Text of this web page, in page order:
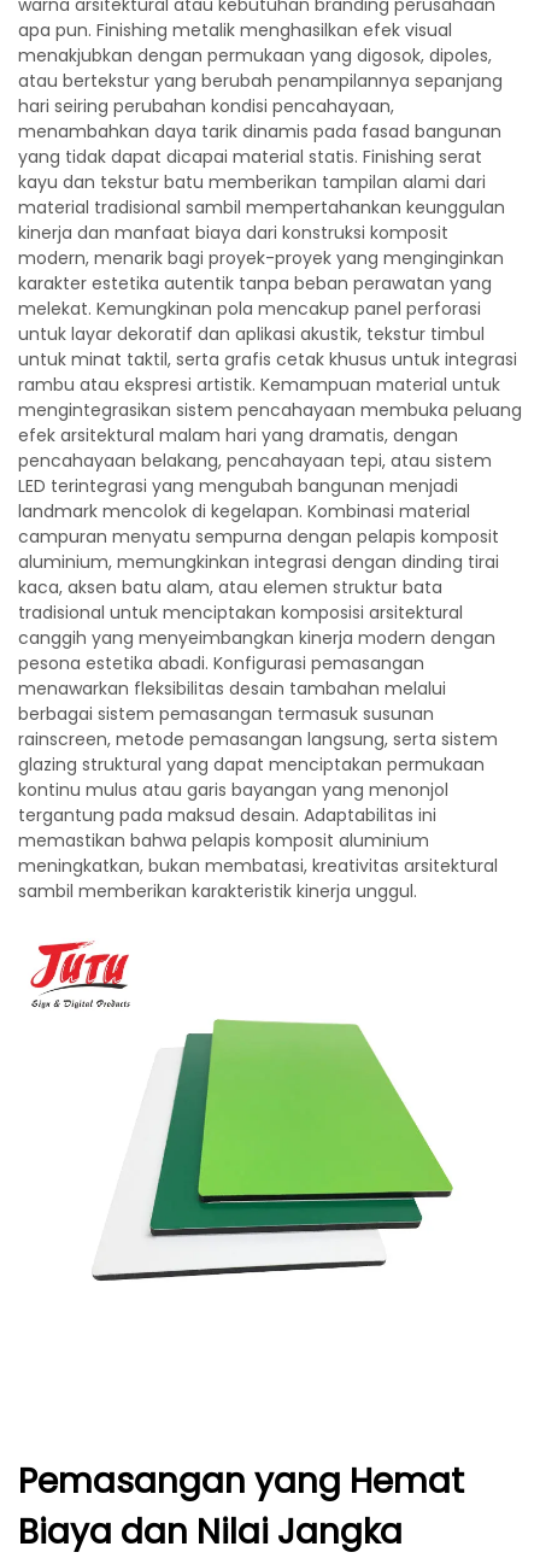
warna arsitektural atau kebutuhan branding perusahaan
apa pun. Finishing metalik menghasilkan efek visual
menakjubkan dengan permukaan yang digosok, dipoles,
atau bertekstur yang berubah penampilannya sepanjang
hari seiring perubahan kondisi pencahayaan,
menambahkan daya tarik dinamis pada fasad bangunan
yang tidak dapat dicapai material statis. Finishing serat
kayu dan tekstur batu memberikan tampilan alami dari
material tradisional sambil mempertahankan keunggulan
kinerja dan manfaat biaya dari konstruksi komposit
modern, menarik bagi proyek-proyek yang menginginkan
karakter estetika autentik tanpa beban perawatan yang
melekat. Kemungkinan pola mencakup panel perforasi
untuk layar dekoratif dan aplikasi akustik, tekstur timbul
untuk minat taktil, serta grafis cetak khusus untuk integrasi
rambu atau ekspresi artistik. Kemampuan material untuk
mengintegrasikan sistem pencahayaan membuka peluang
efek arsitektural malam hari yang dramatis, dengan
pencahayaan belakang, pencahayaan tepi, atau sistem
LED terintegrasi yang mengubah bangunan menjadi
landmark mencolok di kegelapan. Kombinasi material
campuran menyatu sempurna dengan pelapis komposit
aluminium, memungkinkan integrasi dengan dinding tirai
kaca, aksen batu alam, atau elemen struktur bata
tradisional untuk menciptakan komposisi arsitektural
canggih yang menyeimbangkan kinerja modern dengan
pesona estetika abadi. Konfigurasi pemasangan
menawarkan fleksibilitas desain tambahan melalui
berbagai sistem pemasangan termasuk susunan
rainscreen, metode pemasangan langsung, serta sistem
glazing struktural yang dapat menciptakan permukaan
kontinu mulus atau garis bayangan yang menonjol
tergantung pada maksud desain. Adaptabilitas ini
memastikan bahwa pelapis komposit aluminium
meningkatkan, bukan membatasi, kreativitas arsitektural
sambil memberikan karakteristik kinerja unggul.
Pemasangan yang Hemat
Biaya dan Nilai Jangka